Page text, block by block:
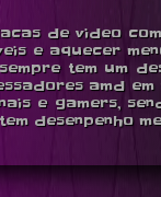
de video
e aquecer
tem um
amd
e gamers,
desenpenho